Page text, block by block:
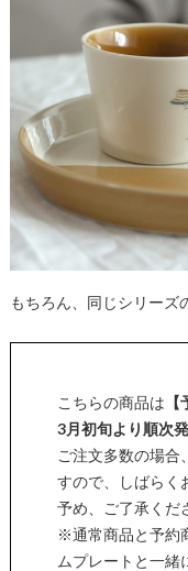
もちろん、同じシリー
こちらの商品は
3月初旬より順次
ご注文多数の場合
すので、しばらく
予め、ご了承くだ
※通常商品と予約
ムプレートと一緒